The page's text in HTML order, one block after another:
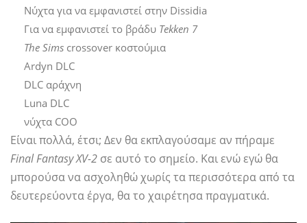
Νύχτα για να εμφανιστεί στην Dissidia
Για να εμφανιστεί το βράδυ Tekken 7
The Sims crossover κοστούμια
Ardyn DLC
DLC αράχνη
Luna DLC
νύχτα COO
Είναι πολλά, έτσι; Δεν θα εκπλαγούσαμε αν πήραμε
Final Fantasy XV-2 σε αυτό το σημείο. Και ενώ εγώ θα
μπορούσα να ασχοληθώ χωρίς τα περισσότερα από τα
δευτερεύοντα έργα, θα το χαιρέτησα πραγματικά.